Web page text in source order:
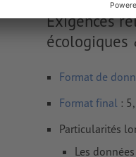
Exigences
écologiques
Format de
Format final :
Particularités
Les